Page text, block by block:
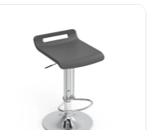
нейлоновым
хромированным
ножной базой